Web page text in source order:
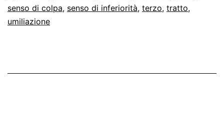
senso di colpa, senso di inferiorità, terzo, tratto,
umiliazione